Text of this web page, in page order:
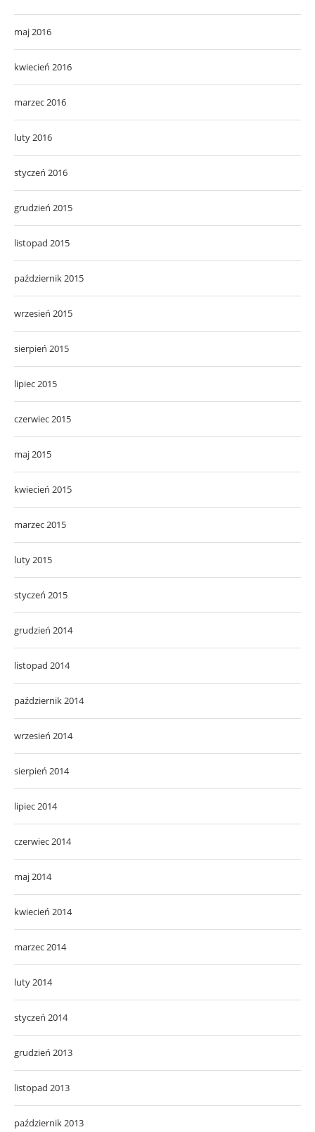
maj 2016
kwiecień 2016
marzec 2016
luty 2016
styczeń 2016
grudzień 2015
listopad 2015
październik 2015
wrzesień 2015
sierpień 2015
lipiec 2015
czerwiec 2015
maj 2015
kwiecień 2015
marzec 2015
luty 2015
styczeń 2015
grudzień 2014
listopad 2014
październik 2014
wrzesień 2014
sierpień 2014
lipiec 2014
czerwiec 2014
maj 2014
kwiecień 2014
marzec 2014
luty 2014
styczeń 2014
grudzień 2013
listopad 2013
październik 2013